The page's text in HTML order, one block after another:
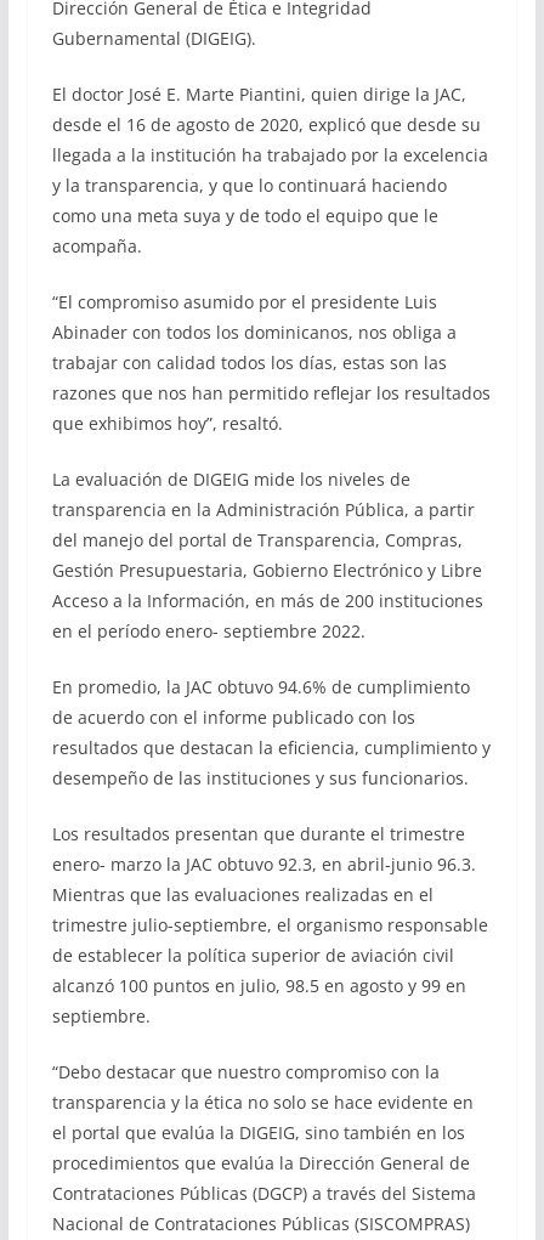
Dirección General de Ética e Integridad
Gubernamental (DIGEIG).
El doctor José E. Marte Piantini, quien dirige la JAC,
desde el 16 de agosto de 2020, explicó que desde su
llegada a la institución ha trabajado por la excelencia
y la transparencia, y que lo continuará haciendo
como una meta suya y de todo el equipo que le
acompaña.
“El compromiso asumido por el presidente Luis
Abinader con todos los dominicanos, nos obliga a
trabajar con calidad todos los días, estas son las
razones que nos han permitido reflejar los resultados
que exhibimos hoy”, resaltó.
La evaluación de DIGEIG mide los niveles de
transparencia en la Administración Pública, a partir
del manejo del portal de Transparencia, Compras,
Gestión Presupuestaria, Gobierno Electrónico y Libre
Acceso a la Información, en más de 200 instituciones
en el período enero- septiembre 2022.
En promedio, la JAC obtuvo 94.6% de cumplimiento
de acuerdo con el informe publicado con los
resultados que destacan la eficiencia, cumplimiento y
desempeño de las instituciones y sus funcionarios.
Los resultados presentan que durante el trimestre
enero- marzo la JAC obtuvo 92.3, en abril-junio 96.3.
Mientras que las evaluaciones realizadas en el
trimestre julio-septiembre, el organismo responsable
de establecer la política superior de aviación civil
alcanzó 100 puntos en julio, 98.5 en agosto y 99 en
septiembre.
“Debo destacar que nuestro compromiso con la
transparencia y la ética no solo se hace evidente en
el portal que evalúa la DIGEIG, sino también en los
procedimientos que evalúa la Dirección General de
Contrataciones Públicas (DGCP) a través del Sistema
Nacional de Contrataciones Públicas (SISCOMPRAS)